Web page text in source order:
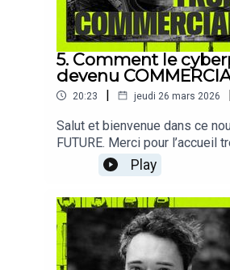
5. Comment le
devenu
20:23 | jeudi 26 mars 2026
Salut et bienvenue dans ce
FUTURE. Merci pour l’accueil
que vous avez réservé aux
sur Mathieu Bablet.J’ouvre
thème puisqu’on va parler de
l’imaginaire ; et plus
capitalisme a récupéré pas mal
imaginaires de
le cyberpunk est devenu un
Play